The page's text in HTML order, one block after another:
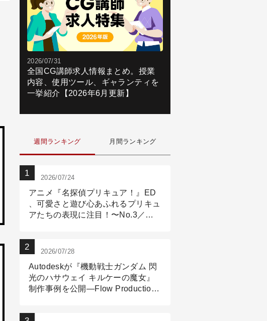
2026/07/31
全国CG講師求人情報まとめ。授業
内容、使用ツール、ギャランティを
一挙紹介【2026年6月更新】
週間ランキング 月間ランキング
2026/07/24
アニメ『名探偵プリキュア！』ED
、可愛さと遊び心あふれるプリキュ
アたちの表現に注目！〜No.3／ア
2026/07/28
Autodeskが『機動戦士ガンダム 閃
光のハサウェイ キルケーの魔女』
制作事例を公開―Flow Production